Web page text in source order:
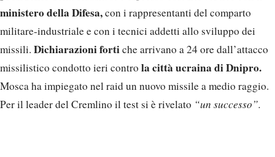
ministero della Difesa,con i rappresentanti del comparto
militare-industriale e con i tecnici addetti allo sviluppo dei
missili. Dichiarazioni fortiche arrivano a 24 ore dall’attacco
missilistico condotto ieri contro la città ucraina di Dnipro.
Mosca ha impiegato nel raid un nuovo missile a medio raggio.
Per il leader del Cremlino il test si è rivelato “un successo”.